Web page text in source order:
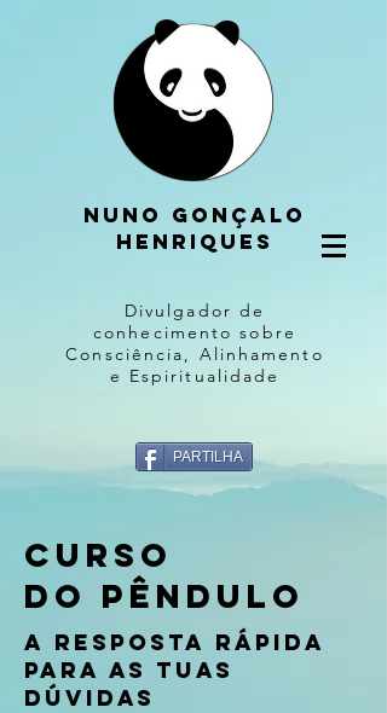
Nuno gonçalo
henriques
Divulgador de
conhecimento sobre
Consciência, Alinhamento
e Espiritualidade
PARTILHA
Curso
do Pêndulo
A resposta rápida
para as tuas
dúvidas